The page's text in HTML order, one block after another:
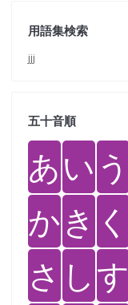
用語集検索
jjj
五十音順
あい う
かき く
さ しす